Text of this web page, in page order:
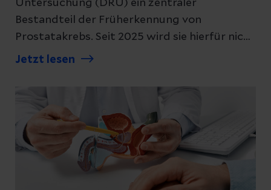
Untersuchung (DRU) ein zentraler
Bestandteil der Früherkennung von
Prostatakrebs. Seit 2025 wird sie hierfür nicht
mehr empfohlen, sondern ist vielmehr
Untersuchungen. Erfahre Sie hier, wie die
Tastuntersuchung abläuft
Jetzt lesen